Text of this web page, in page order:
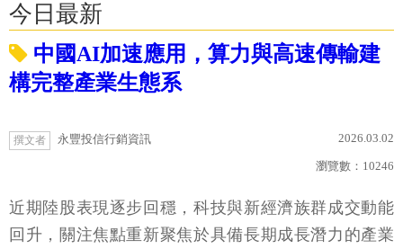
今日最新
中國AI加速應用，算力與高速傳輸建
構完整產業生態系
撰文者 永豐投信行銷資訊 2026.03.02
瀏覽數： 10246
近期陸股表現逐步回穩，科技與新經濟族群成交動能
回升，關注焦點重新聚焦於具備長期成長潛力的產業